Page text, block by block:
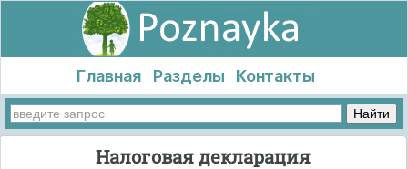
Главная Разделы Контакты
Налоговая декларация